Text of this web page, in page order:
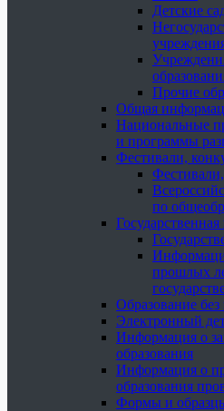
Детские
Прочие
Общая
Национальные
и программы
Фестивали,
по
Государственная
прошлых
Образование без
Электронный
Информация о
образования
Информация о
образования
Формы и